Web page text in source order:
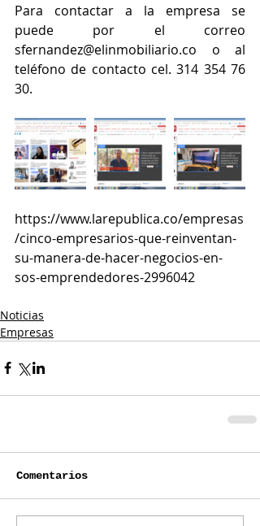
Para contactar a la empresa se
puede por el correo
sfernandez@elinmobiliario.co o al
teléfono de contacto cel. 314 354 76
30.
https://www.larepublica.co/empresas
/cinco-empresarios-que-reinventan-
su-manera-de-hacer-negocios-en-
sos-emprendedores-2996042
Noticias
Empresas
Comentarios